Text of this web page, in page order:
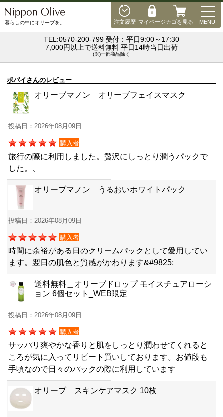
注文履歴 マイページカゴを見る MENU
暮らしの中にオリーブを。
TEL:0570-200-799 受付：平日9:00～17:30
7,000円以上で送料無料 平日14時当日出荷
(※)一部商品除く
ポパイさんのレビュー
オリーブマノン オリーブフェイスマスク
投稿日：2026年08月09日
購入者
旅行の際に利用しました。贅沢にしっとり潤うパックで
した。、
オリーブマノン うるおいホワイトパック
投稿日：2026年08月09日
購入者
時間に余裕がある日のクリームパックとして愛用してい
ます。翌日の肌色と質感がかわります&#9825;
送料無料＿オリーブドロップ モイスチュアローシ
ョン 6個セット_WEB限定
投稿日：2026年08月09日
購入者
サッパリ爽やかな香りと肌をしっとり潤わせてくれると
ころが気に入ってリピート買いしております。お値段も
手頃なので日々のパックの際に利用しています
オリーブ スキンケアマスク 10枚